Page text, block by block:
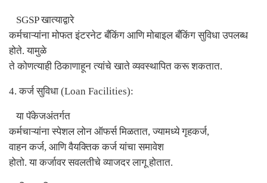
SGSPखात्याद्वारे
कर्मचाऱ्यांना मोफत इंटरनेट बँकिंग आणि मोबाइल बँकिंग सुविधा उपलब्ध
होते. यामुळे
ते कोणत्याही ठिकाणाहून त्यांचे खाते व्यवस्थापित करू शकतात.
4.कर्ज सुविधा (Loan Facilities):
या पॅकेजअंतर्गत
कर्मचाऱ्यांना स्पेशल लोन ऑफर्स मिळतात,ज्यामध्ये गृहकर्ज,
वाहन कर्ज, आणि वैयक्तिक कर्ज यांचा समावेश
होतो. या कर्जावर सवलतीचे व्याजदर लागू होतात.